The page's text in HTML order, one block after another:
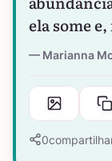
ela some
Marianna
0